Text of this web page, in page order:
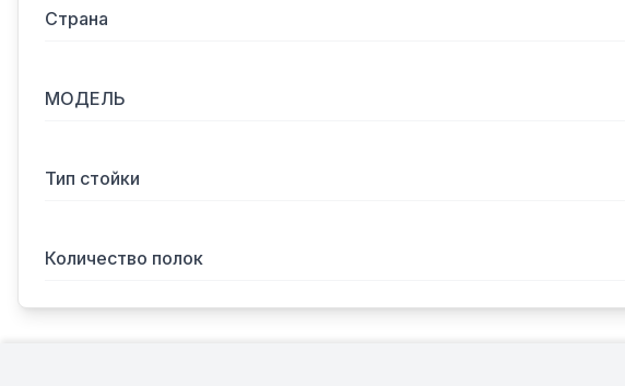
Страна
МОДЕЛЬ
Тип стойки
Количество полок